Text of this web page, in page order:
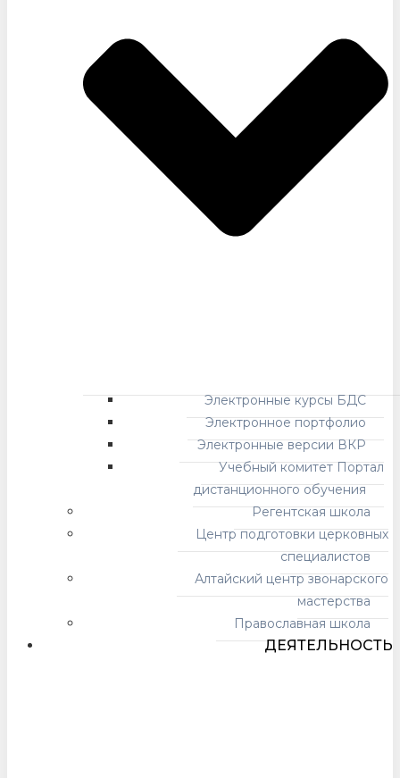
Электронные курсы БДС
Электронное портфолио
Электронные версии ВКР
Учебный комитет Портал
дистанционного обучения
Регентская школа
Центр подготовки церковных
специалистов
Алтайский центр звонарского
мастерства
Православная школа
ДЕЯТЕЛЬНОСТЬ